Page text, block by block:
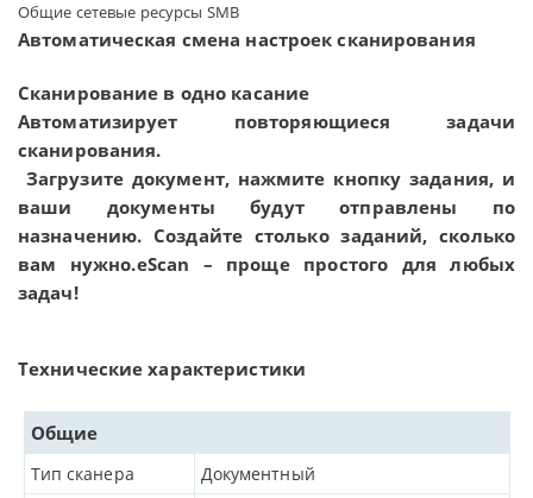
Общие сетевые ресурсы SMB
Автоматическая смена настроек сканирования
Сканирование в одно касание
Автоматизирует повторяющиеся задачи
сканирования.
Загрузите документ, нажмите кнопку задания, и
ваши документы будут отправлены по
назначению. Создайте столько заданий, сколько
вам нужно.eScan – проще простого для любых
задач!
Технические характеристики
Общие
Тип сканера
Документный